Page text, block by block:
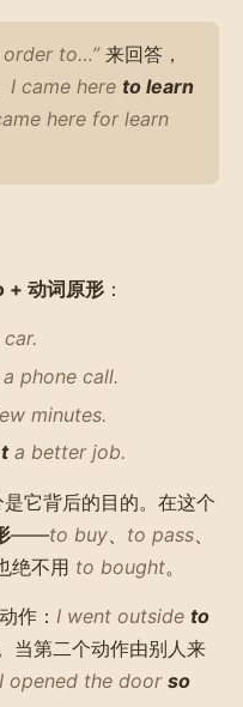
order to…”来回答，
I came here to learn
here for learn
+ 动词原形 ：
a phone call.
minutes.
a better job.
它背后的目的。在这个
——to buy to pass
绝不用 to bought。
作： I went outside to
当第二个动作由别人来
I opened the door so